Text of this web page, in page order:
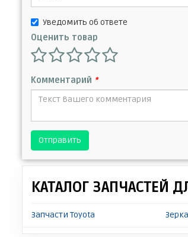
Уведомить об ответе
Оценить товар
Комментарий *
Отправить
КАТАЛОГ ЗАПЧАСТЕЙ
Запчасти Toyota